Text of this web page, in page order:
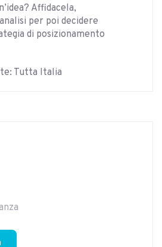
Affidacela,
per poi decidere
di posizionamento
Tutta Italia